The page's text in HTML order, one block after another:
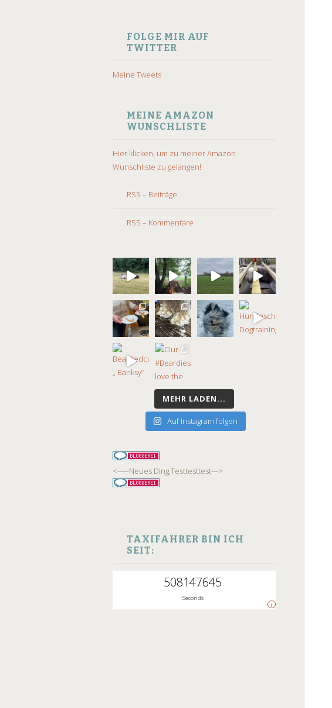
FOLGE MIR AUF
TWITTER
Meine Tweets
MEINE AMAZON
WUNSCHLISTE
Hier klicken, um zu meiner Amazon
Wunschliste zu gelangen!
RSS – Beiträge
RSS – Kommentare
MEHR LADEN...
Auf Instagram folgen
<-----Neues Ding,Testtesttest--->
TAXIFAHRER BIN ICH
SEIT:
508147646
Seconds
i